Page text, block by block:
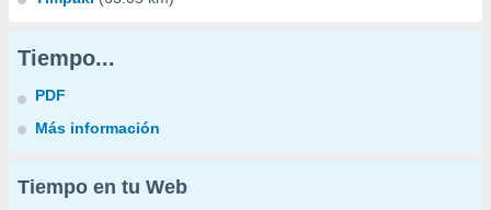
Tiempo...
PDF
Más información
Tiempo en tu Web